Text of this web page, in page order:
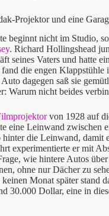
Projektor und eine
beginnt nicht im Studio,
. Richard Hollingshead
seines Vaters und hatte
die engen Klappstühle
dagegen saß sie
Warum nicht beides
von 1928 auf
eine Leinwand zwischen
die Leinwand, damit
experimentierte er mit
wie hintere Autos
ohne nur Dächer zu
Monat später stand
30.000 Dollar, eine in